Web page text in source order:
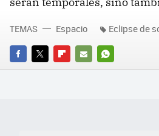
FACEBOOK
TWITTERFLIPBOARD
E-
WHATSAPP
TEMAS Espacio Eclipse de